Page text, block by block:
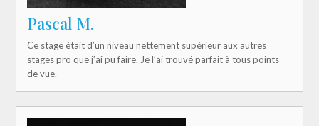
Pascal M.
Ce stage était d’un niveau nettement supérieur aux autres
stages pro que j’ai pu faire. Je l’ai trouvé parfait à tous points
de vue.